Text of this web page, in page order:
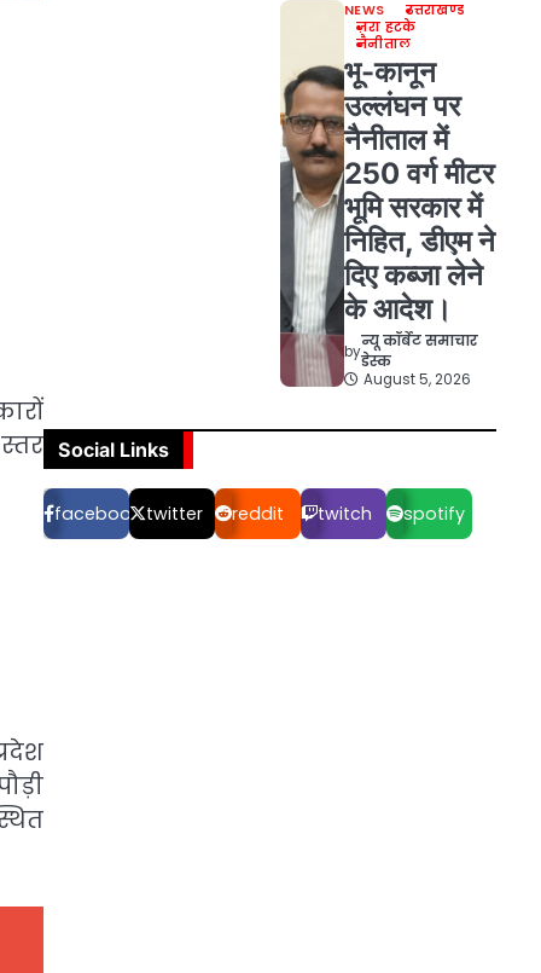
NEWS
उत्तराखण्ड
ज़रा हटके
नैनीताल
भू-कानून
उल्लंघन पर
नैनीताल में
250 वर्ग मीटर
भूमि सरकार में
निहित, डीएम ने
दिए कब्जा लेने
के आदेश।
by
न्यू कॉर्बेट समाचार
डेस्क
August 5, 2026
Social Links
facebook twitter reddit twitch spotify